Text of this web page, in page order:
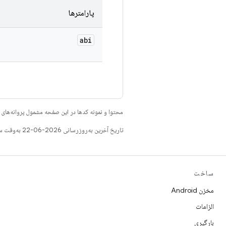
پارامترها
abi
محتوا و نمونه کدها در این صفحه مشمول
تاریخ آخرین به‌روزرسانی 2026-06-22 به‌وقت ساعت هماهنگ جهانی.
ساخت
مخزن Android
الزامات
بارگیری